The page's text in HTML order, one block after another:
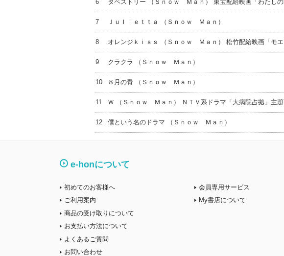
6 タペストリー （Ｓｎｏｗ Ｍａｎ） 東宝配給映画「わたし
7 Ｊｕｌｉｅｔｔａ （Ｓｎｏｗ Ｍａｎ）
8 オレンジｋｉｓｓ （Ｓｎｏｗ Ｍａｎ） 松竹配給映画「モ
9 クラクラ （Ｓｎｏｗ Ｍａｎ）
10 ８月の青 （Ｓｎｏｗ Ｍａｎ）
11 Ｗ （Ｓｎｏｗ Ｍａｎ） ＮＴＶ系ドラマ「大病院占拠」主
12 僕という名のドラマ （Ｓｎｏｗ Ｍａｎ）
e-honについて
初めてのお客様へ
ご利用案内
商品の受け取りについて
お支払い方法について
よくあるご質問
お問い合わせ
会員専用サービス
My書店について